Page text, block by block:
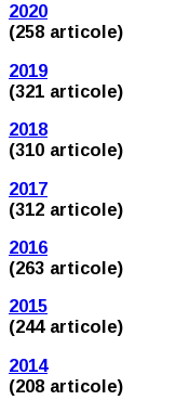
2020
(258 articole)
2019
(321 articole)
2018
(310 articole)
2017
(312 articole)
2016
(263 articole)
2015
(244 articole)
2014
(208 articole)